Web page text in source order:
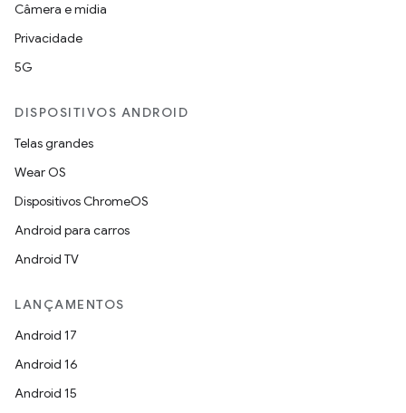
Câmera e mídia
Privacidade
5G
DISPOSITIVOS ANDROID
Telas grandes
Wear OS
Dispositivos ChromeOS
Android para carros
Android TV
LANÇAMENTOS
Android 17
Android 16
Android 15